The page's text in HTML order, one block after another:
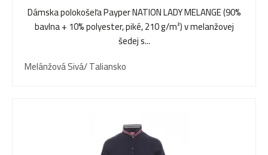
Dámska polokošeľa Payper NATION LADY MELANGE (90%
bavlna + 10% polyester, piké, 210 g/m²) v melanžovej
šedej s...
Melánžová Sivá/ Taliansko